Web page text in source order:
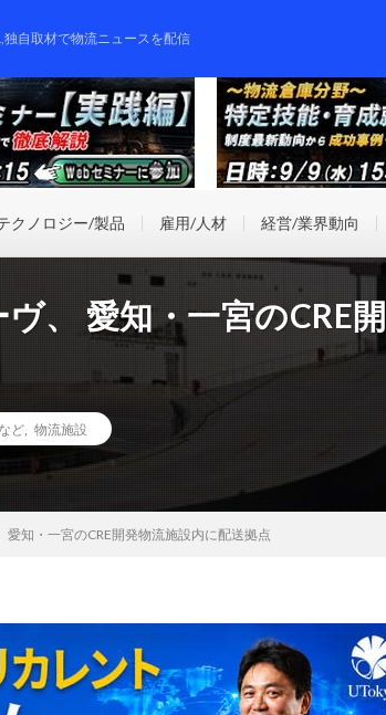
自取材で物流ニュースを配信
クノロジー/製品 雇用/人材 経営/業界動向
、 愛知・一宮のCRE開
ど 物流施設
知・一宮のCRE開発物流施設内に配送拠点